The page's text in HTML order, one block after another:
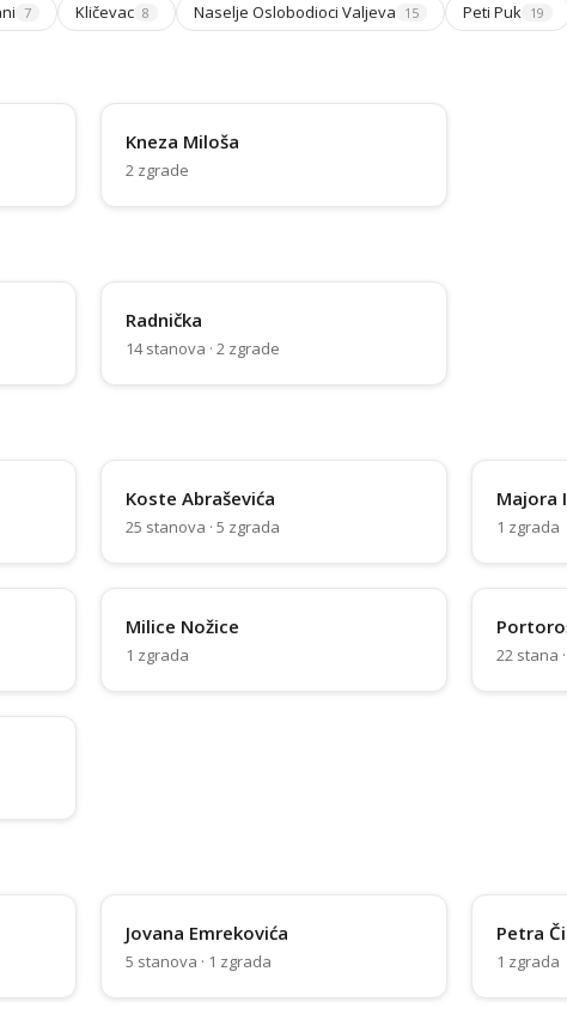
7 Kličevac 8 Naselje Oslobodioci Valjeva 15 Peti Puk 19
Kneza Miloša
2 zgrade
Radnička
14 stanova · 2 zgrade
Koste Abraševića
25 stanova · 5 zgrada
Majora
1 zgrada
Milice Nožice
1 zgrada 22 stana
Jovana Emrekovića
5 stanova · 1 zgrada
Petra
1 zgrada